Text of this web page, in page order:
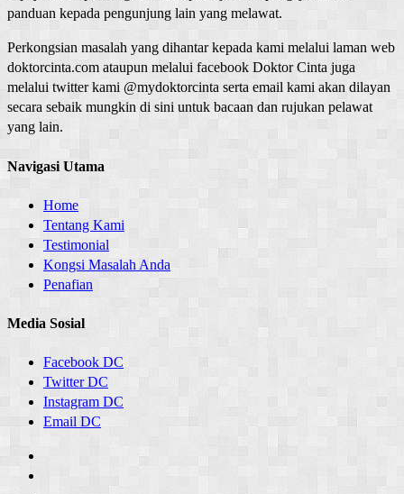
panduan kepada pengunjung lain yang melawat.
Perkongsian masalah yang dihantar kepada kami melalui laman web
doktorcinta.com ataupun melalui facebook Doktor Cinta juga
melalui twitter kami @mydoktorcinta serta email kami akan dilayan
secara sebaik mungkin di sini untuk bacaan dan rujukan pelawat
yang lain.
Navigasi Utama
Home
Tentang Kami
Testimonial
Kongsi Masalah Anda
Penafian
Media Sosial
Facebook DC
Twitter DC
Instagram DC
Email DC